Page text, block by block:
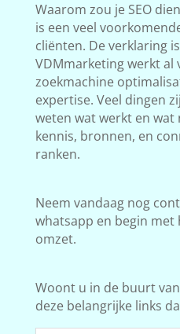
Waarom zou je SEO
is een veel
cliënten. De verklaring
VDMmarketing werkt al
zoekmachine
expertise. Veel dingen
weten wat werkt en wat
kennis, bronnen, en
ranken.
Neem vandaag nog
whatsapp en begin met
omzet.
Woont u in de buurt
deze belangrijke links